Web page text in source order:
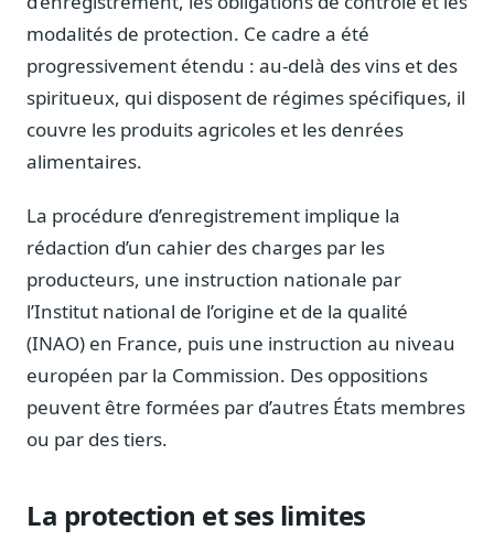
Qui sommes-nous
Méthode, valeurs et équipe
Charte IA
Fiabilité, souveraineté, sobriété
Sécurité
Presse
Kit média, contacts
modalités de protection. Ce cadre a été
progressivement étendu : au-delà des vins et des
spiritueux, qui disposent de régimes spécifiques, il
couvre les produits agricoles et les denrées
alimentaires.
La procédure d’enregistrement implique la
rédaction d’un cahier des charges par les
producteurs, une instruction nationale par
l’Institut national de l’origine et de la qualité
(INAO) en France, puis une instruction au niveau
européen par la Commission. Des oppositions
peuvent être formées par d’autres États membres
ou par des tiers.
La protection et ses limites